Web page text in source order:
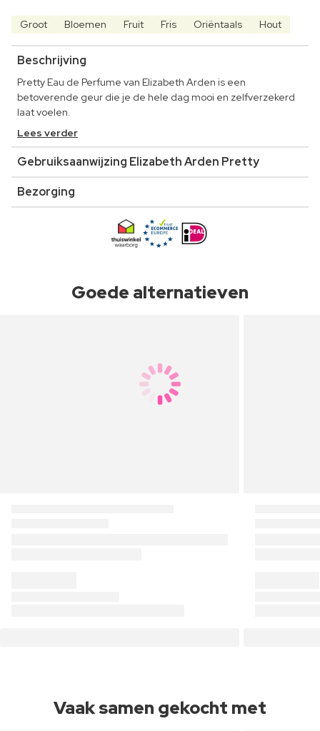
Groot Bloemen Fruit Fris Oriëntaals Hout
Beschrijving
Pretty Eau de Perfume van Elizabeth Arden is een
betoverende geur die je de hele dag mooi en zelfverzekerd
laat voelen.
Lees verder
Gebruiksaanwijzing Elizabeth Arden Pretty
Bezorging
Goede alternatieven
Vaak samen gekocht met